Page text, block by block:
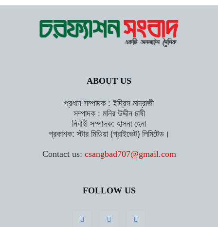
ABOUT US
প্রধান সম্পাদক : ইদ্রিস মাদ্রাজী
সম্পাদক : মনির উদ্দীন চাষী
নির্বাহী সম্পাদক: হাসনা হেনা
প্রকাশক: স্টার মিডিয়া (প্রাইভেট) লিমিটেড।
Contact us: csangbad707@gmail.com
FOLLOW US